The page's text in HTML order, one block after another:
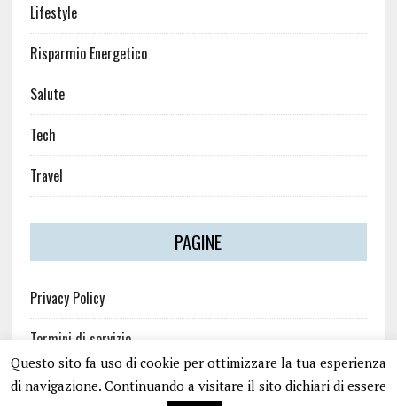
Lifestyle
Risparmio Energetico
Salute
Tech
Travel
PAGINE
Privacy Policy
Termini di servizio
Questo sito fa uso di cookie per ottimizzare la tua esperienza
di navigazione. Continuando a visitare il sito dichiari di essere